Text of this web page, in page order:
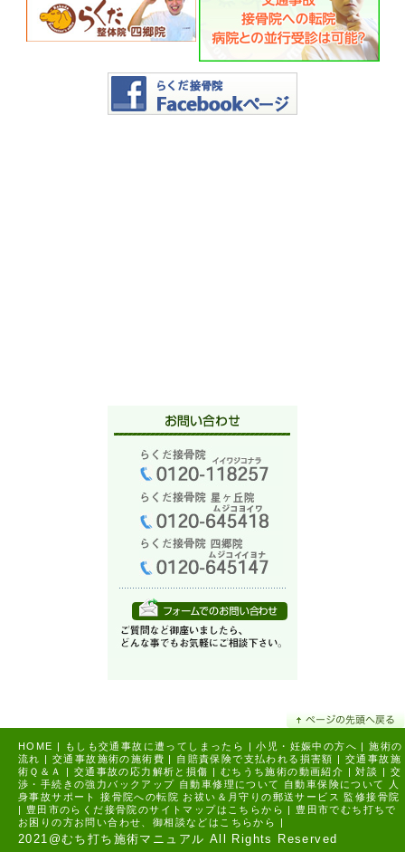
HOME | もしも交通事故に遭ってしまったら | 小児・妊娠中の方へ |
施術の
流れ | 交通事故施術の施術費 | 自賠責保険で支払われる損害額 | 交通事故施
術Ｑ＆Ａ
| 交通事故の応力解析と損傷 | むちうち施術の動画紹介 | 対談 | 交
渉・手続きの強力バックアップ 自動車修理について 自動車保険について
人
身事故サポート
接骨院への転院 お祓い＆月守りの郵送サービス
監修接骨院
|
豊田市のらくだ接骨院のサイトマップはこちらから |
豊田市でむち打ちで
お困りの方お問い合わせ、御相談などはこちらから |
2021@むち打ち施術マニュアル All Rights Reserved